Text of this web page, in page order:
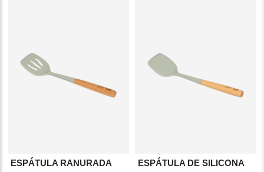
ESPÁTULA RANURADA
ESPÁTULA DE SILICONA